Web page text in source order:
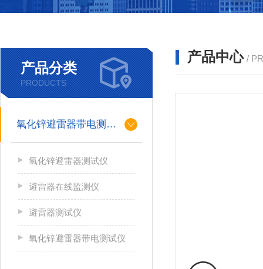
产品分类
PRODUCTS
氧化锌避雷器带电测试仪（氧化锌避雷器测试仪）
氧化锌避雷器测试仪
避雷器在线监测仪
避雷器测试仪
氧化锌避雷器带电测试仪
产品中心 /